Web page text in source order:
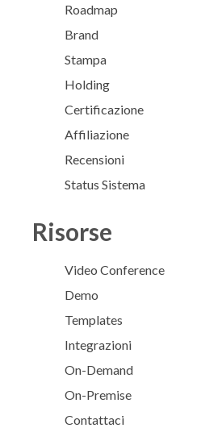
Roadmap
Brand
Stampa
Holding
Certificazione
Affiliazione
Recensioni
Status Sistema
Risorse
Video Conference
Demo
Templates
Integrazioni
On-Demand
On-Premise
Contattaci